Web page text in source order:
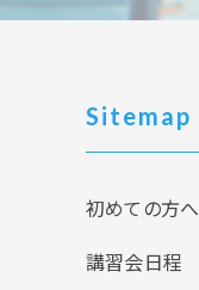
Sitemap
初めての方へ
講習会日程